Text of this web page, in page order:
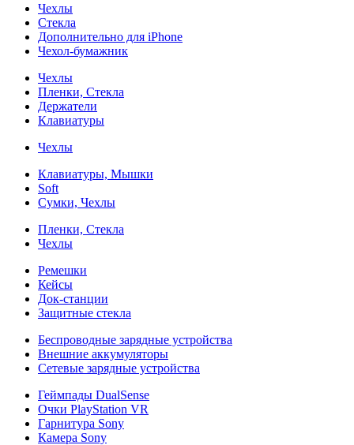
Чехлы
Стекла
Дополнительно для iPhone
Чехол-бумажник
Чехлы
Пленки, Стекла
Держатели
Клавиатуры
Чехлы
Клавиатуры, Мышки
Soft
Сумки, Чехлы
Пленки, Стекла
Чехлы
Ремешки
Кейсы
Док-станции
Защитные стекла
Беспроводные зарядные устройства
Внешние аккумуляторы
Сетевые зарядные устройства
Геймпады DualSense
Очки PlayStation VR
Гарнитура Sony
Камера Sony